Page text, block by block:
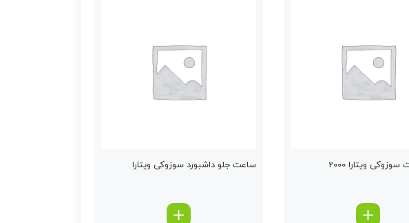
ویتارا 2000 ساعت جلو داشبورد سوزوکی ویتارا